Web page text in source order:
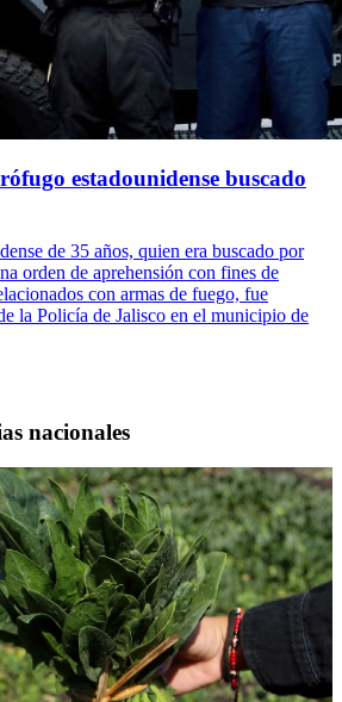
estadounidense buscado
de 35 años, quien era buscado por
orden de aprehensión con fines de
con armas de fuego, fue
la Policía de Jalisco en el municipio de
nacionales